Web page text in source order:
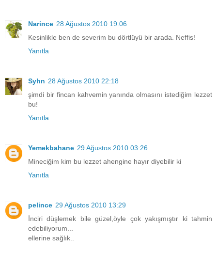
Narince 28 Ağustos 2010 19:06
Kesinlikle ben de severim bu dörtlüyü bir arada. Neffis!
Yanıtla
Syhn 28 Ağustos 2010 22:18
şimdi bir fincan kahvemin yanında olmasını istediğim lezzet
bu!
Yanıtla
Yemekbahane 29 Ağustos 2010 03:26
Mineciğim kim bu lezzet ahengine hayır diyebilir ki
Yanıtla
pelince 29 Ağustos 2010 13:29
İnciri düşlemek bile güzel,öyle çok yakışmıştır ki tahmin
edebiliyorum...
ellerine sağlık..